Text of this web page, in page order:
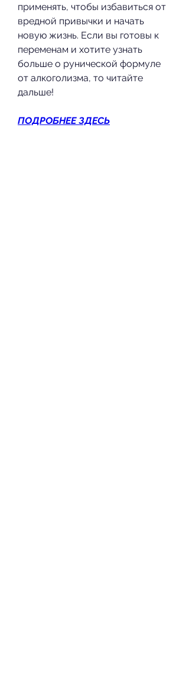
применять, чтобы избавиться от
вредной привычки и начать
новую жизнь. Если вы готовы к
переменам и хотите узнать
больше о рунической формуле
от алкоголизма, то читайте
дальше!
ПОДРОБНЕЕ ЗДЕСЬ